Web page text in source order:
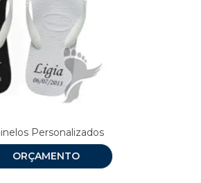
Personalizados
ORÇAMENTO